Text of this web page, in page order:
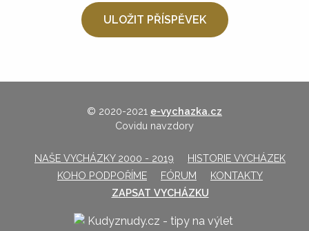
© 2020-2021 e-vychazka.cz
Covidu navzdory
NAŠE VYCHÁZKY 2000 - 2019
HISTORIE VYCHÁZEK
KOHO PODPOŘÍME
FÓRUM
KONTAKTY
ZAPSAT VYCHÁZKU